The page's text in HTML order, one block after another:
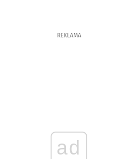
REKLAMA
ad